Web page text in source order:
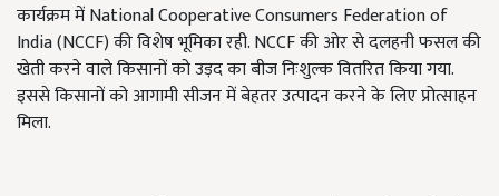
कार्यक्रम में National Cooperative Consumers Federation of
India (NCCF) की विशेष भूमिका रही. NCCF की ओर से दलहनी फसल की
खेती करने वाले किसानों को उड़द का बीज निःशुल्क वितरित किया गया.
इससे किसानों को आगामी सीजन में बेहतर उत्पादन करने के लिए प्रोत्साहन
मिला.